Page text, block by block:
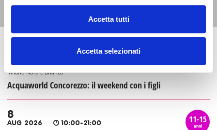
Accetta tutti
Accetta selezionati
Milano Nord e Brianza
Acquaworld Concorezzo: il weekend con i figli
8
AUG 2026 10:00-21:00 11-15
anni